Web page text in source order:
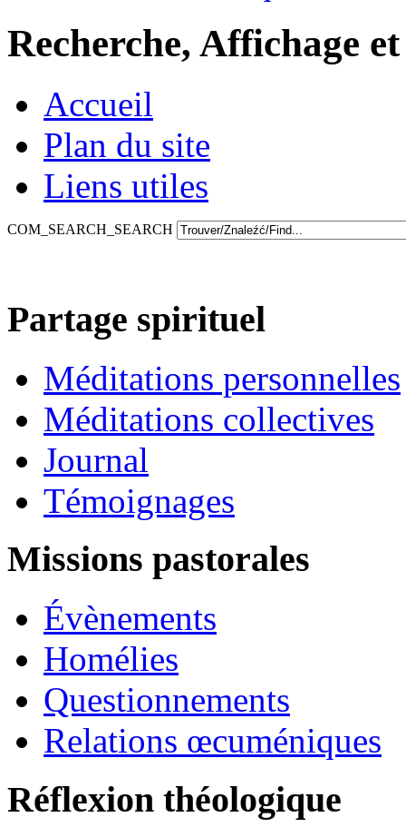
Recherche, Affichage
Accueil
Plan du site
Liens utiles
COM_SEARCH_SEARCH
Partage spirituel
Méditations personnelles
Méditations collectives
Journal
Témoignages
Missions pastorales
Évènements
Homélies
Questionnements
Relations œcuméniques
Réflexion théologique